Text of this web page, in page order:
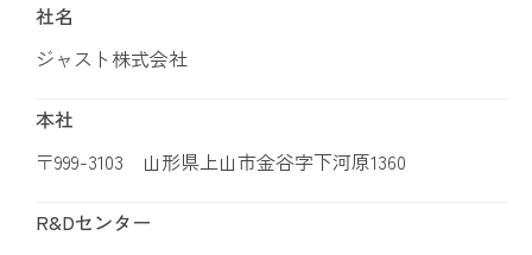
社名
ジャスト株式会社
本社
〒999-3103 山形県上山市金谷字下河原1360
R&Dセンター